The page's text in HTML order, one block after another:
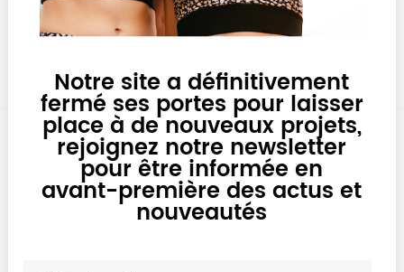
AJOUTER AU PANIER
Notre site a définitivement
fermé ses portes pour laisser
place à de nouveaux projets,
rejoignez notre newsletter
pour être informée en
avant-première des actus et
nouveautés